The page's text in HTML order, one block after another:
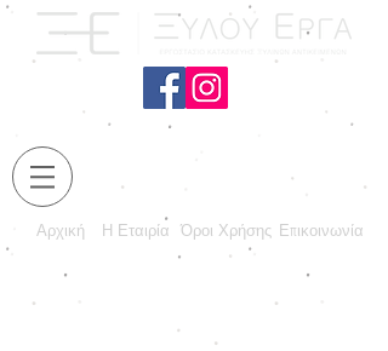
Αρχική Η Εταιρία Όροι Χρήσης Επικοινωνία